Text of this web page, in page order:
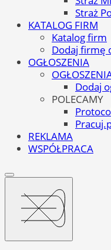
Straż
KATALOG FIRM
Katalog firm
Dodaj firmę
OGŁOSZENIA
Dodaj
POLECAMY
REKLAMA
WSPÓŁPRACA